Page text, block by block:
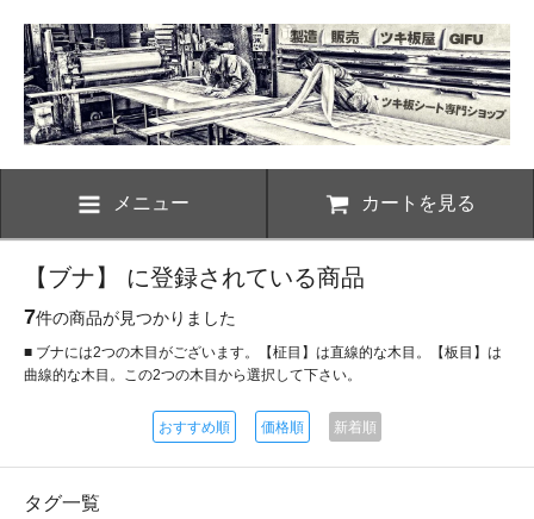
メニュー カートを見る
【ブナ】 に登録されている商品
7件の商品が見つかりました
■ ブナには2つの木目がございます。【柾目】は直線的な木目。【板目】は
曲線的な木目。この2つの木目から選択して下さい。
おすすめ順 価格順 新着順
タグ一覧